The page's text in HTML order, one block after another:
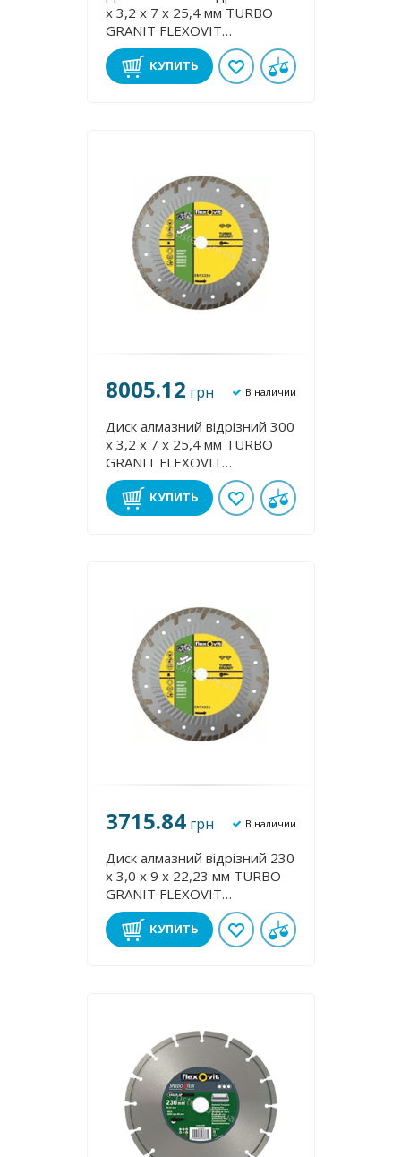
х 3,2 x 7 х 25,4 мм TURBO
GRANІT FLEXOVIT
70184623412
КУПИТЬ
8005.12 грн В наличии
Диск алмазний відрізний 300
х 3,2 x 7 х 25,4 мм TURBO
GRANІT FLEXOVIT
70184623411
КУПИТЬ
3715.84 грн В наличии
Диск алмазний відрізний 230
х 3,0 x 9 х 22,23 мм TURBO
GRANІT FLEXOVIT
70184623408
КУПИТЬ